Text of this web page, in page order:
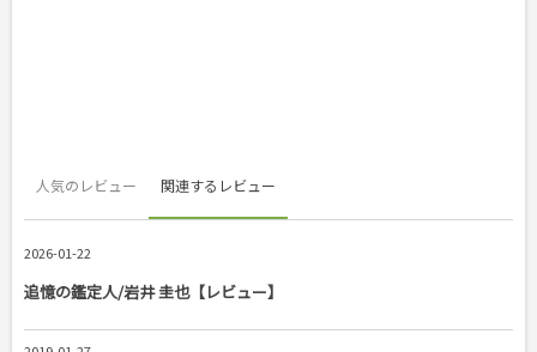
人気のレビュー 関連するレビュー
2026-01-22
追憶の鑑定人/岩井 圭也【レビュー】